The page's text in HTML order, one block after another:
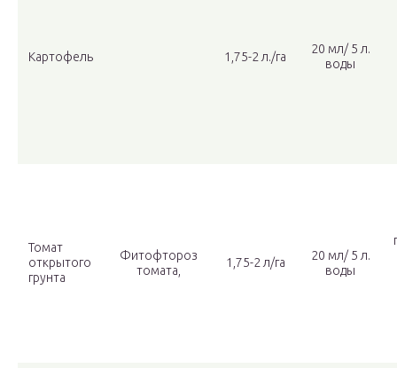
Картофель 1,75-2 л./га
20 мл/ 5 л.
воды
Томат
открытого
грунта
Фитофтороз
томата,
1,75-2 л/га
20 мл/ 5 л.
воды